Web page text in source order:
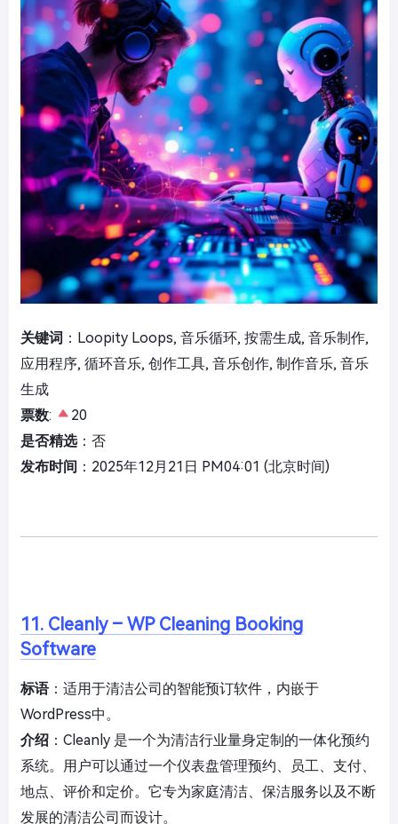
关键词 ：Loopity Loops, 音乐循环, 按需生成, 音乐制作,
应用程序, 循环音乐, 创作工具, 音乐创作, 制作音乐, 音乐
生成
票数:
20
是否精选：否
发布时间 ：2025年12月21日 PM04:01 (北京时间)
11. Cleanly – WP Cleaning Booking
Software
标语：适用于清洁公司的智能预订软件，内嵌于
WordPress中。
介绍 ：Cleanly 是一个为清洁行业量身定制的一体化预约
系统。用户可以通过一个仪表盘管理预约、员工、支付、
地点、评价和定价。它专为家庭清洁、保洁服务以及不断
发展的清洁公司而设计。